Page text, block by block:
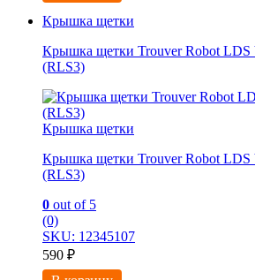
Крышка щетки
Крышка щетки Trouver Robot LDS
(RLS3)
Крышка щетки
Крышка щетки Trouver Robot LDS
(RLS3)
0 out of 5
(0)
SKU: 12345107
590 ₽